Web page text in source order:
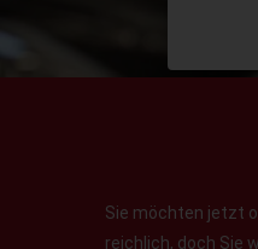
Sie möchten jetzt
reichlich, doch Sie